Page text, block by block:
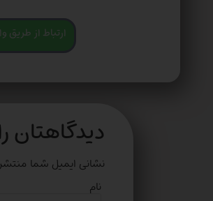
ارتباط از طریق
دیدگاهتان
نشانی ایمیل شما
نام